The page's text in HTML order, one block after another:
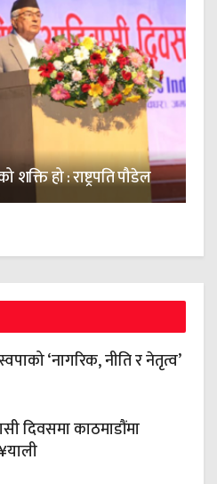
हो : राष्ट्रपति पौडेल
‘नागरिक, नीति र नेतृत्व’
दिवसमा काठमाडौंमा